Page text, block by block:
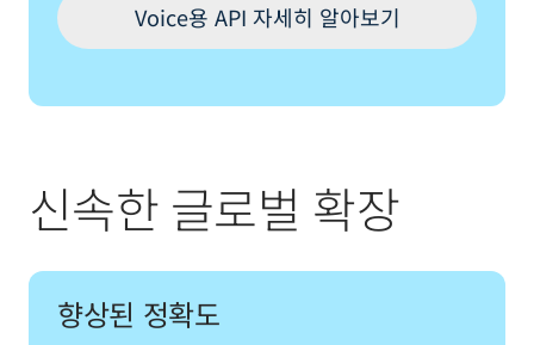
Voice용 API 자세히 알아보기
신속한 글로벌 확장
향상된 정확도